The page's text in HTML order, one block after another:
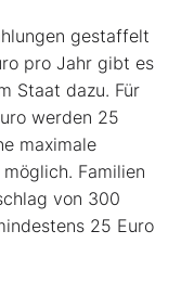
gestaffelt
pro Jahr gibt es
Staat dazu. Für
werden 25
maximale
Familien
von 300
25 Euro